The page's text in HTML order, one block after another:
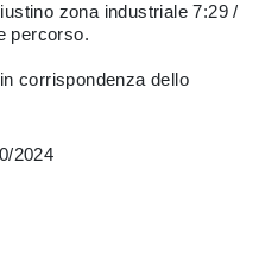
zona industriale 7:29 /
percorso.
corrispondenza dello
2024